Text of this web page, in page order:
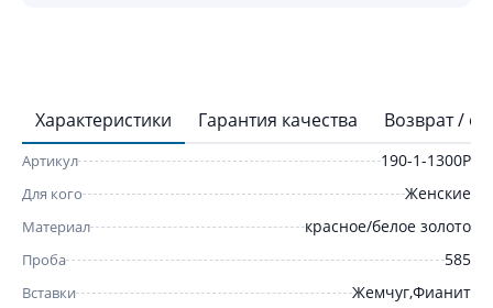
Характеристики Гарантия качества Возврат /
Артикул 190-1-1300Р
Для кого Женские
Материал красное/белое золото
Проба 585
Вставки Жемчуг,Фианит